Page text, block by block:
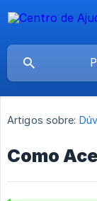
Artigos sobre:
Como